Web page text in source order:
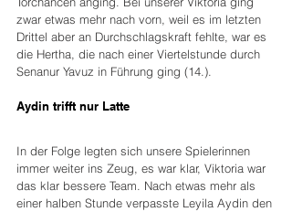
zwar etwas mehr nach vorn, weil es im letzten
Drittel aber an Durchschlagskraft fehlte, war es
die Hertha, die nach einer Viertelstunde durch
Senanur Yavuz in Führung ging (14.).
Aydin trifft nur Latte
In der Folge legten sich unsere Spielerinnen
immer weiter ins Zeug, es war klar, Viktoria war
das klar bessere Team. Nach etwas mehr als
einer halben Stunde verpasste Leyila Aydin den